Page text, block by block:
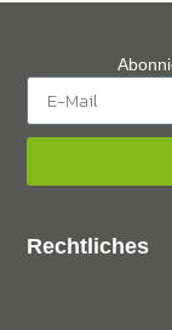
Rechtliches